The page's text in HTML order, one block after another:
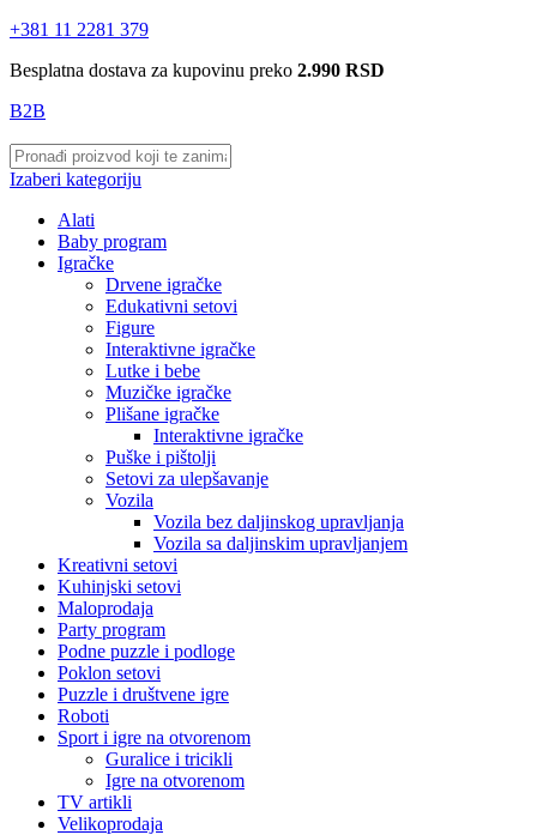
+381 11 2281 379
Besplatna dostava za kupovinu preko 2.990 RSD
B2B
Izaberi kategoriju
Alati
Baby program
Igračke
Drvene igračke
Edukativni setovi
Figure
Interaktivne igračke
Lutke i bebe
Muzičke igračke
Plišane igračke
Interaktivne igračke
Puške i pištolji
Setovi za ulepšavanje
Vozila
Vozila bez daljinskog upravljanja
Vozila sa daljinskim upravljanjem
Kreativni setovi
Kuhinjski setovi
Maloprodaja
Party program
Podne puzzle i podloge
Poklon setovi
Puzzle i društvene igre
Roboti
Sport i igre na otvorenom
Guralice i tricikli
Igre na otvorenom
TV artikli
Velikoprodaja